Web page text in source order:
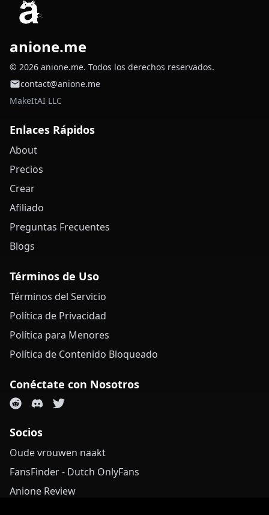
anione.me
© 2026 anione.me. Todos los derechos reservados.
contact@anione.me
MakeItAI LLC
Enlaces Rápidos
About
Precios
Crear
Afiliado
Preguntas Frecuentes
Blogs
Términos de Uso
Términos del Servicio
Política de Privacidad
Política para Menores
Política de Contenido Bloqueado
Conéctate con Nosotros
Socios
Oude vrouwen naakt
FansFinder - Dutch OnlyFans
Anione Review